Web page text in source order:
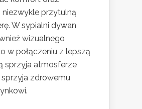
przytulną
W sypialni dywan
wizualnego
w połączeniu z lepszą
sprzyja atmosferze
sprzyja zdrowemu